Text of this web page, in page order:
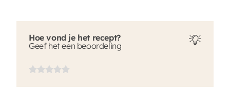
Hoe vond je het recept?
Geef het een beoordeling